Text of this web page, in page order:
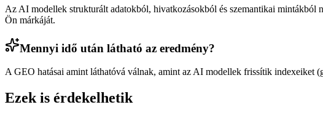
Az AI modellek strukturált adatokból, hivatkozásokból és szemantikai
Ön márkáját.
Mennyi idő után látható az eredmény?
A GEO hatásai amint láthatóvá válnak, amint az AI modellek frissítik indexeiket
Ezek is érdekelhetik